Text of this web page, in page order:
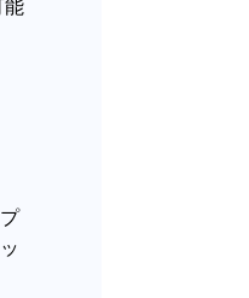
能